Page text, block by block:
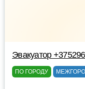
Эвакуатор
ПО ГОРОДУ